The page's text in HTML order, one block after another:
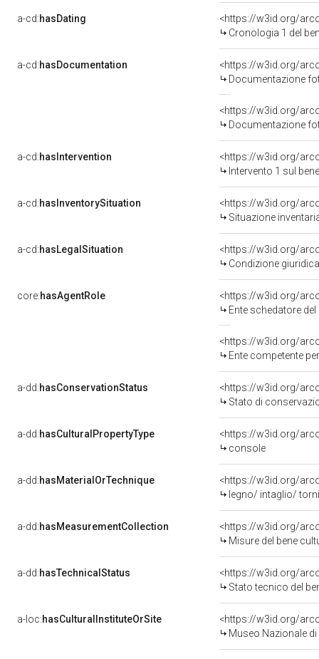
a-cd:hasDating
<https://w3id.org/
Cronologia 1 del
a-cd:hasDocumentation
Documentazione
Documentazione
a-cd:hasIntervention
<https://w3id.org/
Intervento 1 sul
a-cd:hasInventorySituation
<https://w3id.org/
Situazione
a-cd:hasLegalSituation
<https://w3id.org/
Condizione
core:hasAgentRole
<https://w3id.org/
Ente schedatore del bene
<https://w3id.org/
Ente competente
a-dd:hasConservationStatus
<https://w3id.org/
Stato di
a-dd:hasCulturalPropertyType
<https://w3id.org/
console
a-dd:hasMaterialOrTechnique
<https://w3id.org/
legno/ intaglio/
a-dd:hasMeasurementCollection
<https://w3id.org/
Misure del bene
a-dd:hasTechnicalStatus
<https://w3id.org/
Stato tecnico del
a-loc:hasCulturalInstituteOrSite
<https://w3id.org/
Museo Nazionale